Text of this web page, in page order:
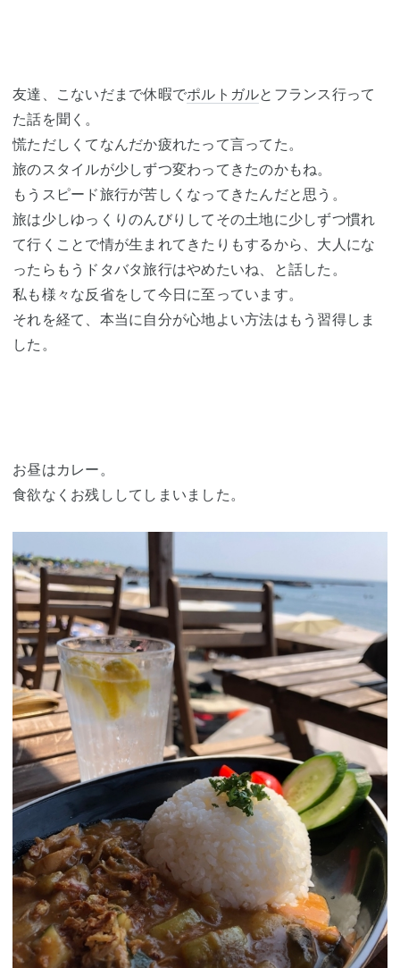
友達、こないだまで休暇でポルトガルとフランス行って
た話を聞く。
慌ただしくてなんだか疲れたって言ってた。
旅のスタイルが少しずつ変わってきたのかもね。
もうスピード旅行が苦しくなってきたんだと思う。
旅は少しゆっくりのんびりしてその土地に少しずつ慣れ
て行くことで情が生まれてきたりもするから、大人にな
ったらもうドタバタ旅行はやめたいね、と話した。
私も様々な反省をして今日に至っています。
それを経て、本当に自分が心地よい方法はもう習得しま
した。
お昼はカレー。
食欲なくお残ししてしまいました。